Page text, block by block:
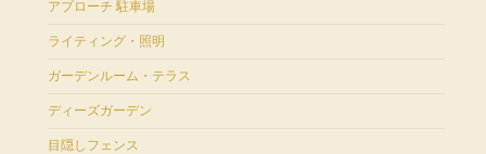
アプローチ 駐車場
ライティング・照明
ガーデンルーム・テラス
ディーズガーデン
目隠しフェンス